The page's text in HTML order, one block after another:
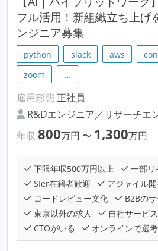
フル活用！新組織立ち上げ
ンジニア募集
python slack aws
zoom
…
雇用形態 正社員
R&Dエンジニア／リサーチエ
年収 800万円 〜 1,300万円
下限年収500万円以上
一部リ
SIer在籍者歓迎
アジャイル
コードレビュー文化
B2Bの
東京以外の求人
自社サービ
CTOがいる
オンラインで選